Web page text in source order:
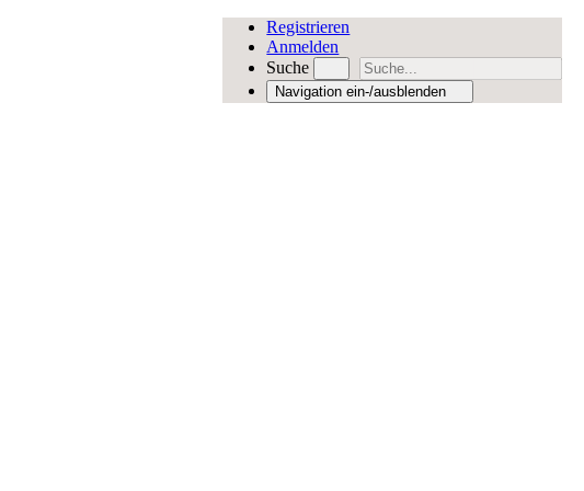
Registrieren
Anmelden
Suche
Navigation ein-/ausblenden